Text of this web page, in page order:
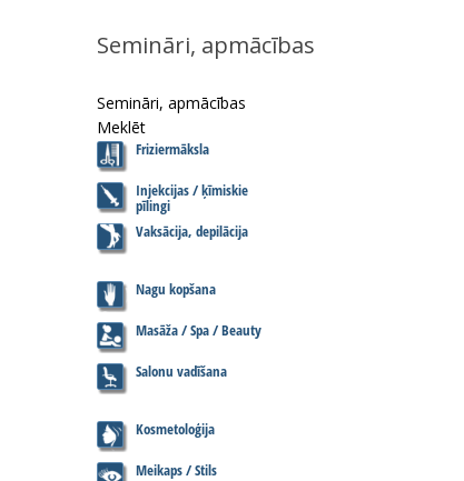
Semināri, apmācības
Semināri, apmācības
Meklēt
Friziermāksla
Injekcijas / ķīmiskie
pīlingi
Vaksācija, depilācija
Nagu kopšana
Masāža / Spa / Beauty
Salonu vadīšana
Kosmetoloģija
Meikaps / Stils